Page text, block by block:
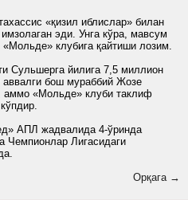
«қизил иблислар» билан
эди. Унга кўра, мавсум
«Мольде» клубига қайтиши лозим.
Сульшерга йилига 7,5 миллион
бош мураббий Жозе
аммо «Мольде» клуби таклиф
АПЛ жадвалида 4-ўринда
Чемпионлар Лигасидаги
Орқага →